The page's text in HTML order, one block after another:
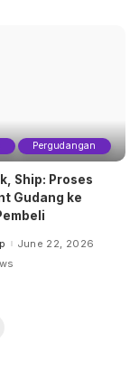
Pergudangan
Ship: Proses
Gudang ke
June 22, 2026